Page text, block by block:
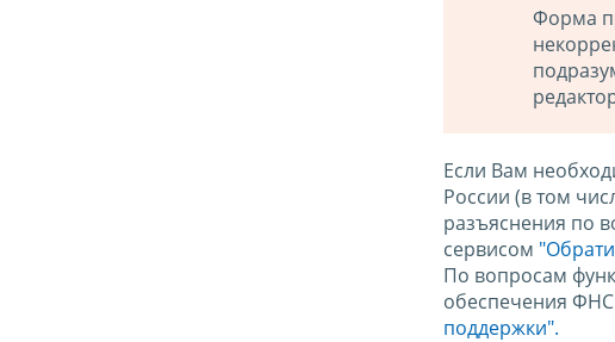
Форма
Если Вам
России (в том
разъяснения по
сервисом
По вопросам
обеспечения
поддержки".